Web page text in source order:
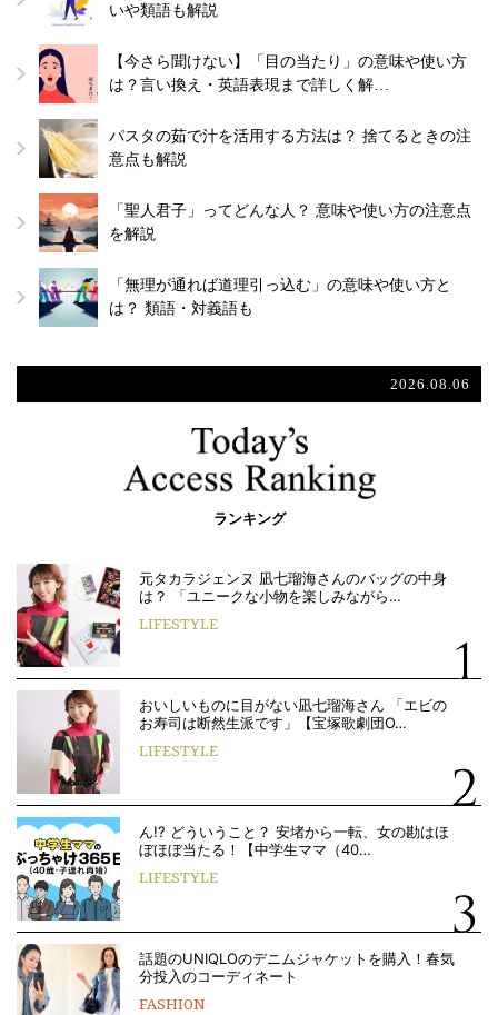
いや類語も解説
【今さら聞けない】「目の当たり」の意味や使い方
は？言い換え・英語表現まで詳しく解…
パスタの茹で汁を活用する方法は？ 捨てるときの注
意点も解説
「聖人君子」ってどんな人？ 意味や使い方の注意点
を解説
「無理が通れば道理引っ込む」の意味や使い方と
は？ 類語・対義語も
2026.08.06
ランキング
元タカラジェンヌ 凪七瑠海さんのバッグの中身
は？ 「ユニークな小物を楽しみながら…
LIFESTYLE
おいしいものに目がない凪七瑠海さん 「エビの
お寿司は断然生派です」【宝塚歌劇団O…
LIFESTYLE
ん!? どういうこと？ 安堵から一転、女の勘はほ
ぼほぼ当たる！【中学生ママ（40…
LIFESTYLE
話題のUNIQLOのデニムジャケットを購入！春気
分投入のコーディネート
FASHION